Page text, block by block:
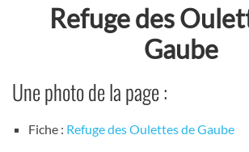
Refuge des
Gaube
Une photo de la page :
Fiche : Refuge des Oulettes de Gaube